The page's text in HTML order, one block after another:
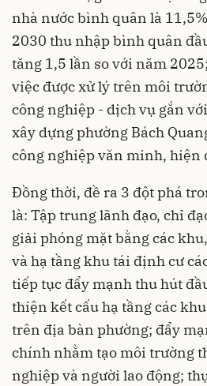
nhà nước bình quân là
2030 thu nhập bình quân
tăng 1,5 lần so với năm
việc được xử lý trên môi
công nghiệp - dịch vụ gắn
xây dựng phường Bách
công nghiệp văn minh, hiện
Đồng thời, đề ra 3 đột phá
là: Tập trung lãnh đạo, chỉ
giải phóng mặt bằng các
và hạ tầng khu tái định cư
tiếp tục đẩy mạnh thu hút
thiện kết cấu hạ tầng các
trên địa bàn phường; đẩy
chính nhằm tạo môi trường
nghiệp và người lao động;